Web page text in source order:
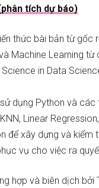
tích dự báo)
thức bài bản từ gốc
Machine Learning từ
in Data
dụng Python và các
Linear
để xây dựng và kiểm
vụ cho việc ra
hợp và biên dịch bởi